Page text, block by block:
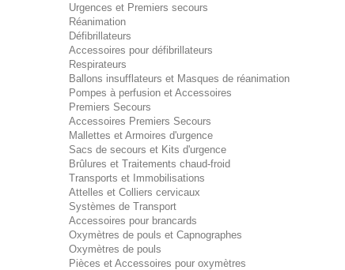
Urgences et Premiers secours
Réanimation
Défibrillateurs
Accessoires pour défibrillateurs
Respirateurs
Ballons insufflateurs et Masques de réanimation
Pompes à perfusion et Accessoires
Premiers Secours
Accessoires Premiers Secours
Mallettes et Armoires d'urgence
Sacs de secours et Kits d'urgence
Brûlures et Traitements chaud-froid
Transports et Immobilisations
Attelles et Colliers cervicaux
Systèmes de Transport
Accessoires pour brancards
Oxymètres de pouls et Capnographes
Oxymètres de pouls
Pièces et Accessoires pour oxymètres